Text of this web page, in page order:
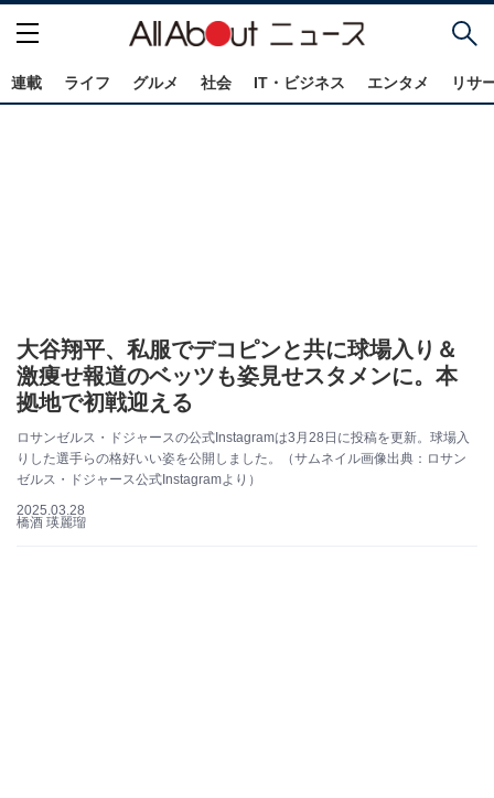
連載 ライフ グルメ 社会 IT・ビジネス エンタメ リサ
大谷翔平、私服でデコピンと共に球場入り＆
激痩せ報道のベッツも姿見せスタメンに。本
拠地で初戦迎える
ロサンゼルス・ドジャースの公式Instagramは3月28日に投稿を更新。球場入
りした選手らの格好いい姿を公開しました。（サムネイル画像出典：ロサン
ゼルス・ドジャース公式Instagramより）
2025.03.28
橋酒 瑛麗瑠